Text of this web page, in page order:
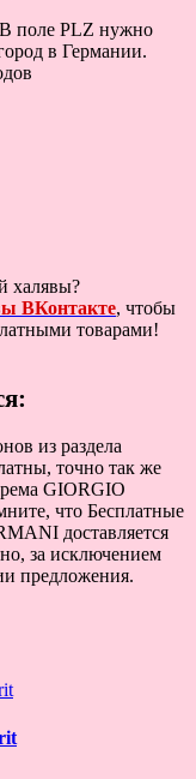
В поле PLZ нужно
в Германии.
халявы?
ВКонтакте, чтобы
товарами!
из раздела
точно так же
GIORGIO
что Бесплатные
доставляется
за исключением
предложения.